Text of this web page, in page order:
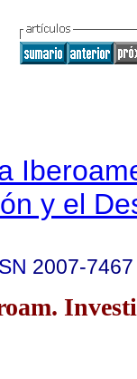
y el
2007-7467